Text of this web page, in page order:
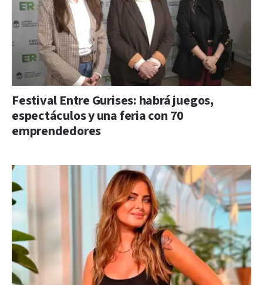
Festival Entre Gurises: habrá juegos,
espectáculos y una feria con 70
emprendedores